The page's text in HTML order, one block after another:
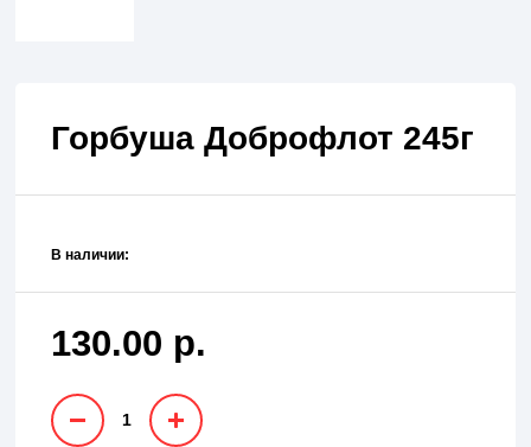
Горбуша Доброфлот 245г
В наличии:
130.00 р.
1